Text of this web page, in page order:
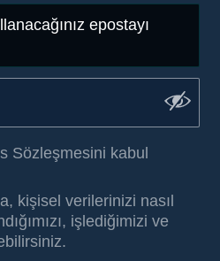
epostayı
Sözleşmesini kabul
kişisel verilerinizi nasıl
işlediğimizi ve
.